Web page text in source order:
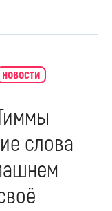
новости
слова